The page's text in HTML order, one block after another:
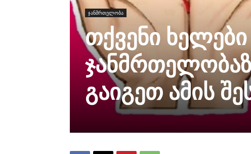
ჯანმრთელობა
თქვენი
გაიგეთ ამის